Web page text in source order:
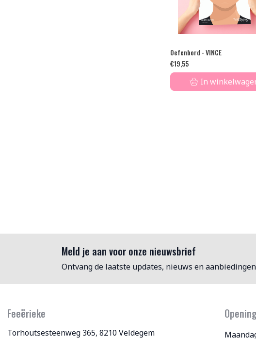
Oefenbord - VINCE
€19,55
In
Meld je aan voor onze nieuwsbrief
Ontvang de laatste updates, nieuws en
Feeërieke
Torhoutsesteenweg 365, 8210 Veldegem